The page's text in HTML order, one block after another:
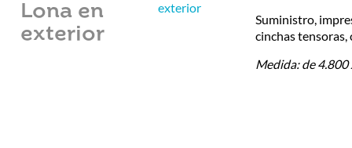
Lona en
exterior
exterior
Suministro,
cinchas tensoras,
Medida: de